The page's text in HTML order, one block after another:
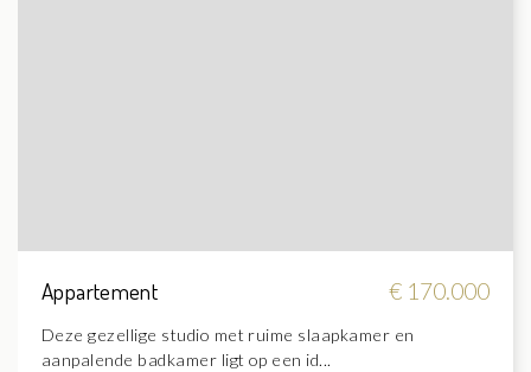
Appartement € 170.000
Deze gezellige studio met ruime slaapkamer en
aanpalende badkamer ligt op een id...